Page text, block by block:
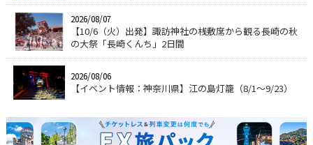
2026/08/07
【10/6（火）出発】諏訪神社の桟敷席から観る長崎の秋
の大祭「長崎くんち」2日間
2026/08/06
【イベント情報：神奈川県】江の島灯籠（8/1～9/23）